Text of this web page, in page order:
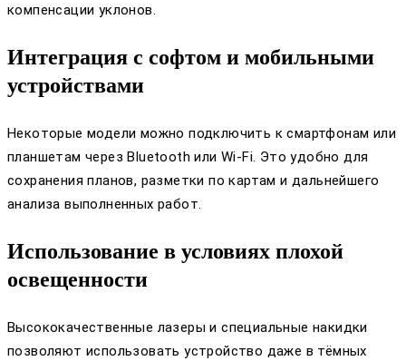
компенсации уклонов.
Интеграция с софтом и мобильными
устройствами
Некоторые модели можно подключить к смартфонам или
планшетам через Bluetooth или Wi-Fi. Это удобно для
сохранения планов, разметки по картам и дальнейшего
анализа выполненных работ.
Использование в условиях плохой
освещенности
Высококачественные лазеры и специальные накидки
позволяют использовать устройство даже в тёмных